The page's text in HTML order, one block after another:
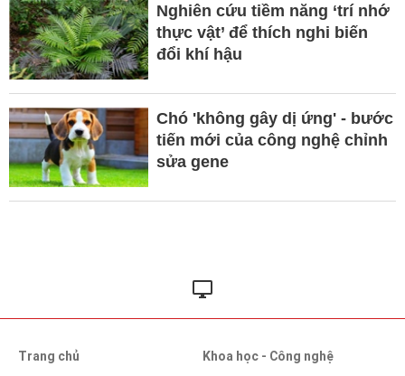
Nghiên cứu tiềm năng ‘trí nhớ
thực vật’ để thích nghi biến
đổi khí hậu
Chó 'không gây dị ứng' - bước
tiến mới của công nghệ chỉnh
sửa gene
Trang chủ
Khoa học - Công nghệ